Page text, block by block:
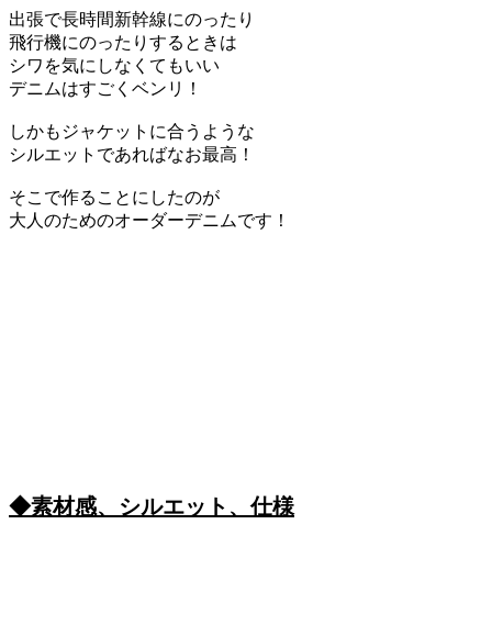
出張で長時間新幹線にのったり
飛行機にのったりするときは
シワを気にしなくてもいい
デニムはすごくベンリ！
しかもジャケットに合うような
シルエットであればなお最高！
そこで作ることにしたのが
大人のためのオーダーデニムです！
◆素材感、シルエット、仕様